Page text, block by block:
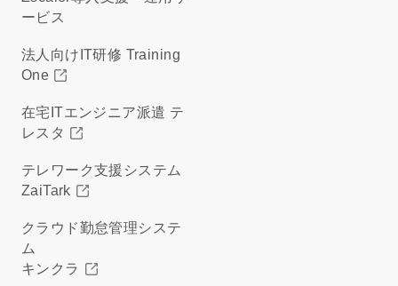
ービス
法人向けIT研修 Training
One
在宅ITエンジニア派遣 テ
レスタ
テレワーク支援システム
ZaiTark
クラウド勤怠管理システ
ム
キンクラ